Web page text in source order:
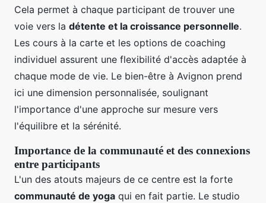
Cela permet à chaque participant de trouver une
voie vers la détente et la croissance personnelle.
Les cours à la carte et les options de coaching
individuel assurent une flexibilité d'accès adaptée à
chaque mode de vie. Le bien-être à Avignon prend
ici une dimension personnalisée, soulignant
l'importance d'une approche sur mesure vers
l'équilibre et la sérénité.
Importance de la communauté et des connexions
entre participants
L'un des atouts majeurs de ce centre est la forte
communauté de yoga qui en fait partie. Le studio